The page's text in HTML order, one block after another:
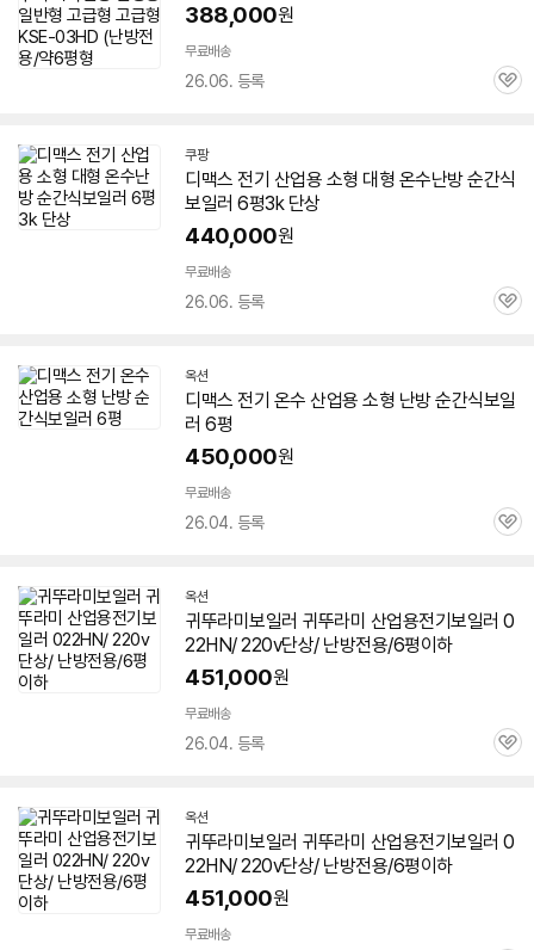
388,000원
무료배송
26.06. 등록
관
쿠팡
디맥스 전기 산업용 소형 대형 온수난방 순간식
보일러 6평3k 단상
440,000원
무료배송
26.06. 등록
관
옥션
디맥스 전기 온수 산업용 소형 난방 순간식보일
러 6평
450,000원
무료배송
26.04. 등록
관
옥션
귀뚜라미 보일러 귀뚜라미 산업용전기보일러 0
22HN/ 220v단상/ 난방전용/6평이하
451,000원
무료배송
26.04. 등록
관
옥션
귀뚜라미 보일러 귀뚜라미 산업용전기보일러 0
22HN/ 220v단상/ 난방전용/6평이하
451,000원
무료배송